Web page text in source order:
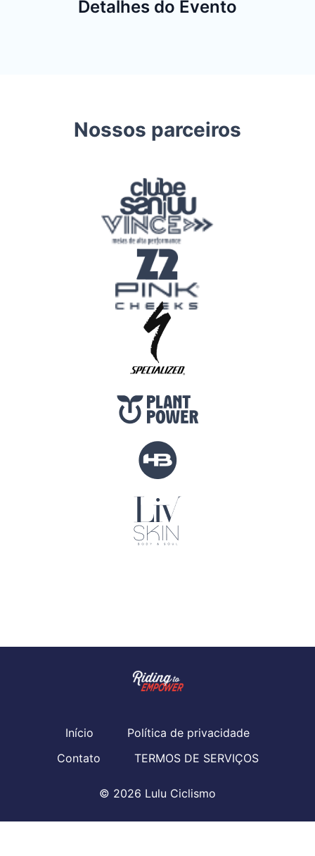
Detalhes do Evento
Nossos parceiros
Início
Política de privacidade
Contato
TERMOS DE SERVIÇOS
© 2026 Lulu Ciclismo